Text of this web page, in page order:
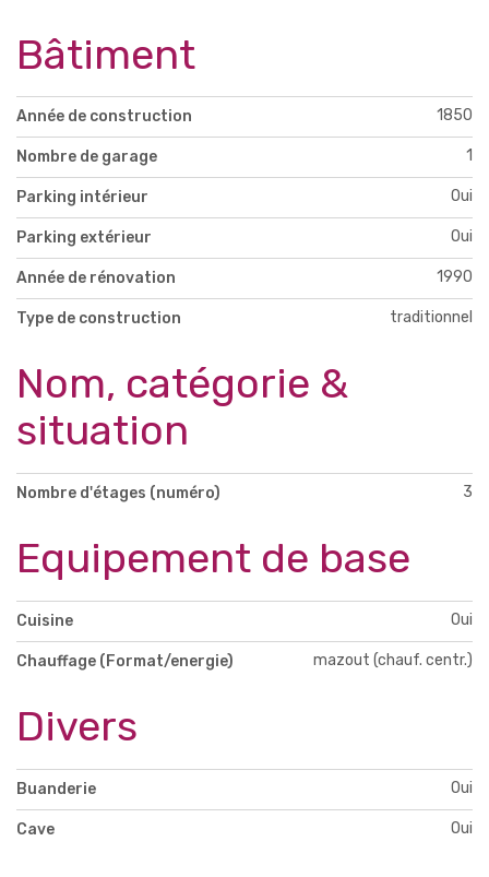
Bâtiment
Année de construction 1850
Nombre de garage 1
Parking intérieur Oui
Parking extérieur Oui
Année de rénovation 1990
Type de construction traditionnel
Nom, catégorie &
situation
Nombre d'étages (numéro) 3
Equipement de base
Cuisine Oui
Chauffage (Format/energie) mazout (chauf. centr.)
Divers
Buanderie Oui
Cave Oui